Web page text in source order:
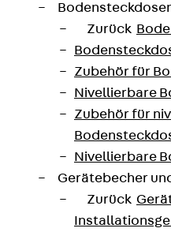
Zurück
Zubehör für
Nivellierbare
Zubehör für
Nivellierbare
Gerätebecher
Zurück